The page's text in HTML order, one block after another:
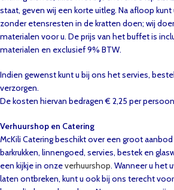
staat, geven wij een korte uitleg. Na afloop
zonder etensresten in de kratten doen; wij
materialen voor u. De prijs van het buffet is
materialen en exclusief 9% BTW.
Indien gewenst kunt u bij ons het servies,
verzorgen.
De kosten hiervan bedragen € 2,25 per
Verhuurshop en Catering
McKili Catering beschikt over een groot
barkrukken, linnengoed, servies, bestek en
een kijkje in onzeverhuurshop. Wanneer u het
laten ontbreken, kunt u ook bij ons terecht